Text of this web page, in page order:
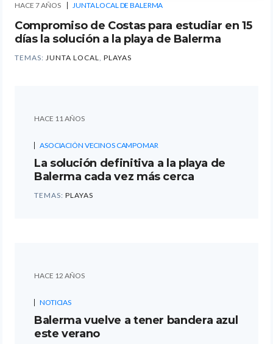
HACE 7 AÑOS JUNTA LOCAL DE BALERMA
Compromiso de Costas para estudiar en 15
días la solución a la playa de Balerma
TEMAS: JUNTA LOCAL, PLAYAS
HACE 11 AÑOS
ASOCIACIÓN VECINOS CAMPOMAR
La solución definitiva a la playa de
Balerma cada vez más cerca
TEMAS: PLAYAS
HACE 12 AÑOS
NOTICIAS
Balerma vuelve a tener bandera azul
este verano